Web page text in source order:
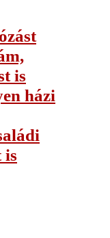
is
házi
is